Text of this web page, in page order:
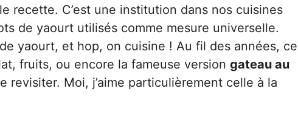
recette. C’est une institution dans nos cuisines
de yaourt utilisés comme mesure universelle.
yaourt, et hop, on cuisine ! Au fil des années, ce
fruits, ou encore la fameuse version gateau au
revisiter. Moi, j’aime particulièrement celle à la